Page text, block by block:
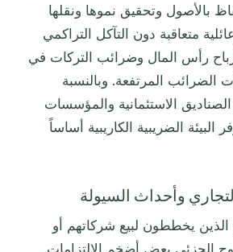
بالأصول وتحقيق نموها ونقلها
متعاقبة دون التآكل التراكمي
رأس المال وضرائب التركات في
الضرائب المرتفعة. وبالنسبة
الصناديق الاستئمانية والمؤسسات
البيئة الضريبية الكاريبية أساساً
وأحداث السيولة
الذين يخططون لبيع شركاتهم أو
الجزئي بعض أضخم الالتزامات